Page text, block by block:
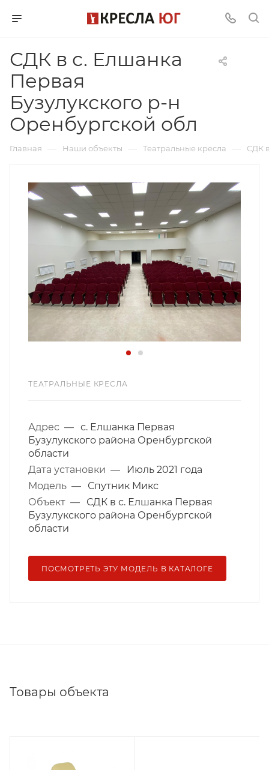
СДК в с. Елшанка
Первая
Бузулукского р-н
Оренбургской обл
Главная — Наши объекты — Театральные кресла — СДК
ТЕАТРАЛЬНЫЕ КРЕСЛА
Адрес — с. Елшанка Первая
Бузулукского района Оренбургской
области
Дата установки —
Июль 2021 года
Модель —
Спутник Микс
Объект —
СДК в с. Елшанка Первая
Бузулукского района Оренбургской
области
ПОСМОТРЕТЬ ЭТУ МОДЕЛЬ В КАТАЛОГЕ
Товары объекта